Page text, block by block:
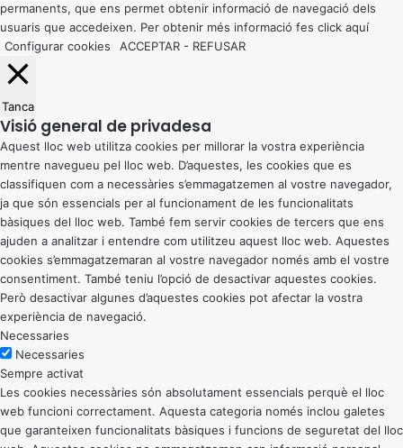
permanents, que ens permet obtenir informació de navegació dels
usuaris que accedeixen. Per obtenir més informació fes click aquí
Configurar cookies
ACCEPTAR - REFUSAR
Tanca
Visió general de privadesa
Aquest lloc web utilitza cookies per millorar la vostra experiència
mentre navegueu pel lloc web. D’aquestes, les cookies que es
classifiquen com a necessàries s’emmagatzemen al vostre navegador,
ja que són essencials per al funcionament de les funcionalitats
bàsiques del lloc web. També fem servir cookies de tercers que ens
ajuden a analitzar i entendre com utilitzeu aquest lloc web. Aquestes
cookies s’emmagatzemaran al vostre navegador només amb el vostre
consentiment. També teniu l’opció de desactivar aquestes cookies.
Però desactivar algunes d’aquestes cookies pot afectar la vostra
experiència de navegació.
Necessaries
Necessaries
Sempre activat
Les cookies necessàries són absolutament essencials perquè el lloc
web funcioni correctament. Aquesta categoria només inclou galetes
que garanteixen funcionalitats bàsiques i funcions de seguretat del lloc